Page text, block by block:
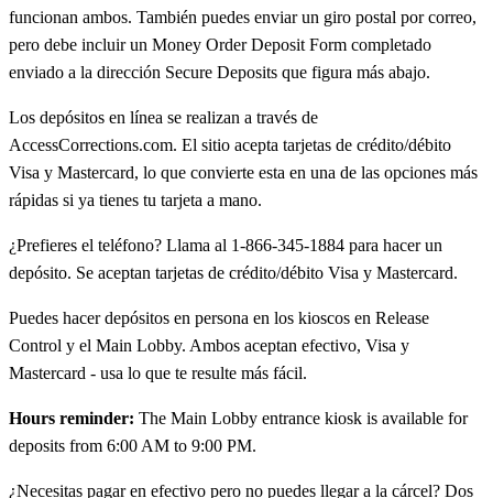
funcionan ambos. También puedes enviar un giro postal por correo,
pero debe incluir un Money Order Deposit Form completado
enviado a la dirección Secure Deposits que figura más abajo.
Los depósitos en línea se realizan a través de
AccessCorrections.com. El sitio acepta tarjetas de crédito/débito
Visa y Mastercard, lo que convierte esta en una de las opciones más
rápidas si ya tienes tu tarjeta a mano.
¿Prefieres el teléfono? Llama al 1-866-345-1884 para hacer un
depósito. Se aceptan tarjetas de crédito/débito Visa y Mastercard.
Puedes hacer depósitos en persona en los kioscos en Release
Control y el Main Lobby. Ambos aceptan efectivo, Visa y
Mastercard - usa lo que te resulte más fácil.
Hours reminder: The Main Lobby entrance kiosk is available for
deposits from 6:00 AM to 9:00 PM.
¿Necesitas pagar en efectivo pero no puedes llegar a la cárcel? Dos